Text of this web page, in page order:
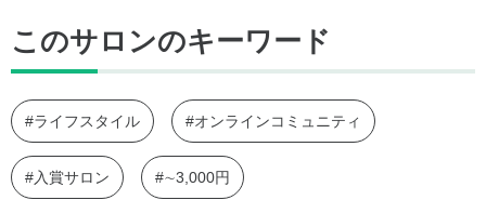
このサロンのキーワード
#ライフスタイル #オンラインコミュニティ
#入賞サロン #∼3,000円